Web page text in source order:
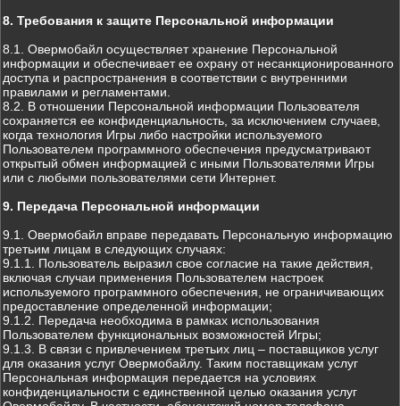
8. Требования к защите Персональной информации
8.1. Овермобайл осуществляет хранение Персональной
информации и обеспечивает ее охрану от несанкционированного
доступа и распространения в соответствии с внутренними
правилами и регламентами.
8.2. В отношении Персональной информации Пользователя
сохраняется ее конфиденциальность, за исключением случаев,
когда технология Игры либо настройки используемого
Пользователем программного обеспечения предусматривают
открытый обмен информацией с иными Пользователями Игры
или с любыми пользователями сети Интернет.
9. Передача Персональной информации
9.1. Овермобайл вправе передавать Персональную информацию
третьим лицам в следующих случаях:
9.1.1. Пользователь выразил свое согласие на такие действия,
включая случаи применения Пользователем настроек
используемого программного обеспечения, не ограничивающих
предоставление определенной информации;
9.1.2. Передача необходима в рамках использования
Пользователем функциональных возможностей Игры;
9.1.3. В связи с привлечением третьих лиц – поставщиков услуг
для оказания услуг Овермобайлу. Таким поставщикам услуг
Персональная информация передается на условиях
конфиденциальности с единственной целью оказания услуг